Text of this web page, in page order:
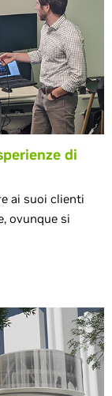
di
ai suoi clienti
ovunque si